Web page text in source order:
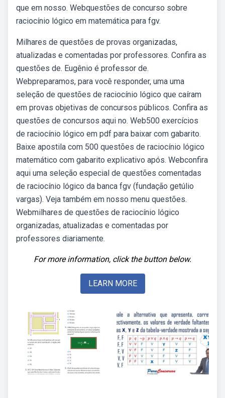
que em nosso. Webquestões de concurso sobre
raciocínio lógico em matemática para fgv.
Milhares de questões de provas organizadas,
atualizadas e comentadas por professores. Confira as
questões de. Eugênio é professor de.
Webpreparamos, para você responder, uma uma
seleção de questões de raciocínio lógico que caíram
em provas objetivas de concursos públicos. Confira as
questões de concursos aqui no. Web500 exercícios
de raciocínio lógico em pdf para baixar com gabarito.
Baixe apostila com 500 questões de raciocínio lógico
matemático com gabarito explicativo após. Webconfira
aqui uma seleção especial de questões comentadas
de raciocínio lógico da banca fgv (fundação getúlio
vargas). Veja também em nosso menu questões.
Webmilhares de questões de raciocínio lógico
organizadas, atualizadas e comentadas por
professores diariamente.
For more information, click the button below.
LEARN MORE